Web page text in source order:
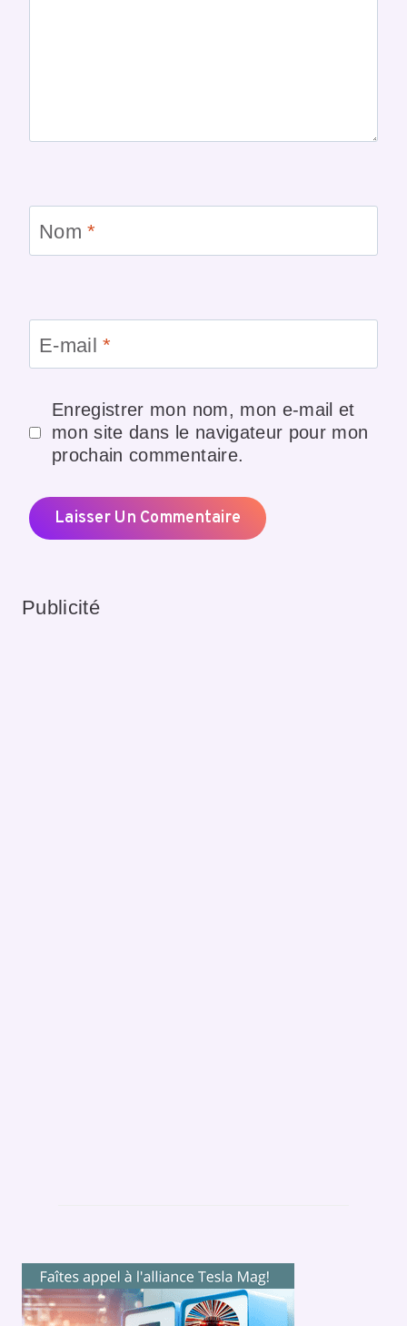
Nom*
E-mail*
Enregistrer mon nom, mon e-mail et
mon site dans le navigateur pour mon
prochain commentaire.
Publicité